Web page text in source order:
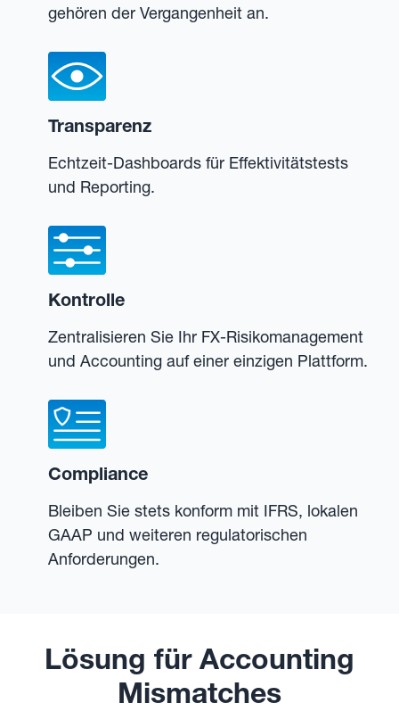
gehören der Vergangenheit an.
Transparenz
Echtzeit-Dashboards für Effektivitätstests
und Reporting.
Kontrolle
Zentralisieren Sie Ihr FX-Risikomanagement
und Accounting auf einer einzigen Plattform.
Compliance
Bleiben Sie stets konform mit IFRS, lokalen
GAAP und weiteren regulatorischen
Anforderungen.
Lösung für Accounting
Mismatches